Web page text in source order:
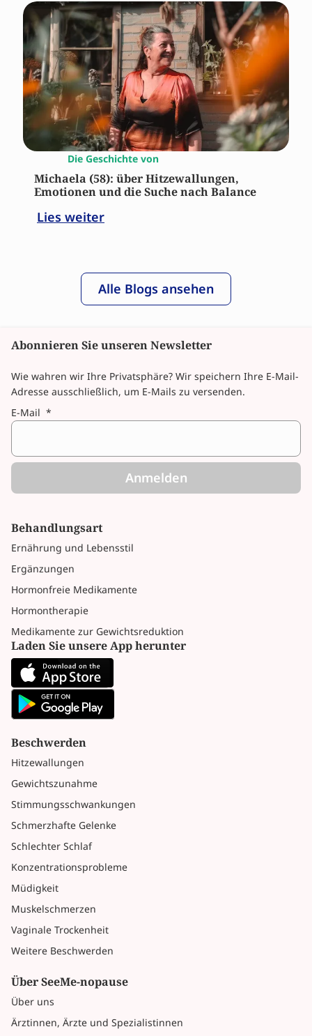
Die Geschichte von
Michaela (58): über Hitzewallungen,
Emotionen und die Suche nach Balance
Lies weiter
Alle Blogs ansehen
Behandlungsart
Ernährung und Lebensstil
Ergänzungen
Hormonfreie Medikamente
Hormontherapie
Medikamente zur Gewichtsreduktion
Laden Sie unsere App herunter
Beschwerden
Hitzewallungen
Gewichtszunahme
Stimmungsschwankungen
Schmerzhafte Gelenke
Schlechter Schlaf
Konzentrationsprobleme
Müdigkeit
Muskelschmerzen
Vaginale Trockenheit
Weitere Beschwerden
Über SeeMe-nopause
Über uns
Ärztinnen, Ärzte und Spezialistinnen
Abonnieren Sie unseren Newsletter
E-Mail *
Anmelden
Wie wahren wir Ihre Privatsphäre? Wir speichern Ihre E-Mail-
Adresse ausschließlich, um E-Mails zu versenden.